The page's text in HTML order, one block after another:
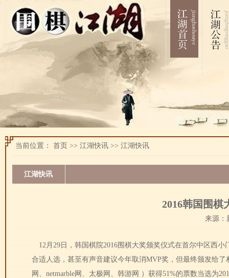
当前位置： 首页 >> 江湖快讯>> 江湖快讯
江湖快讯
2016韩国围棋
来源：
12月29日，韩国棋院2016围棋大奖颁奖仪式在首尔中区西
合适人选，甚至有声音建议今年取消MVP奖，但最终颁发给
网、netmarble网、太极网、韩游网 ）获得51%的票数当选为